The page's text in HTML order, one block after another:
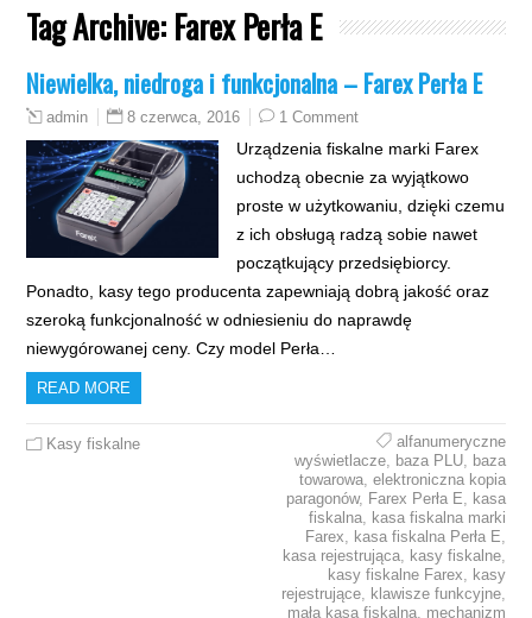
Tag Archive: Farex Perła E
Niewielka, niedroga i funkcjonalna – Farex Perła E
admin 8 czerwca, 2016 1 Comment
Urządzenia fiskalne marki Farex
uchodzą obecnie za wyjątkowo
proste w użytkowaniu, dzięki czemu
z ich obsługą radzą sobie nawet
początkujący przedsiębiorcy.
Ponadto, kasy tego producenta zapewniają dobrą jakość oraz
szeroką funkcjonalność w odniesieniu do naprawdę
niewygórowanej ceny. Czy model Perła…
READ MORE
Kasy fiskalne
alfanumeryczne
wyświetlacze, baza PLU, baza
towarowa, elektroniczna kopia
paragonów, Farex Perła E
kasa
fiskalna, kasa fiskalna marki
Farex
kasa fiskalna Perła E
kasa rejestrująca, kasy fiskalne,
kasy fiskalne Farex
kasy
rejestrujące, klawisze funkcyjne,
mała kasa fiskalna, mechanizm